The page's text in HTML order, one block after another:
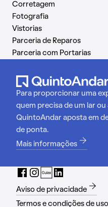
Corretagem
Fotografia
Vistorias
Parceria de Reparos
Parceria com Portarias
Para proporcionar uma
quem precisa de um lar
QuintoAndar aposta em
de ponta.
Mais informações
Aviso de privacidade
Termos e condições de uso